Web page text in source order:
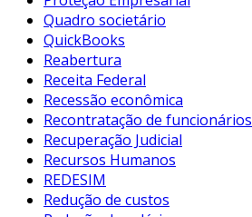
Quadro societário
QuickBooks
Reabertura
Receita Federal
Recessão econômica
Recontratação de funcionários
Recuperação Judicial
Recursos Humanos
REDESIM
Redução de custos